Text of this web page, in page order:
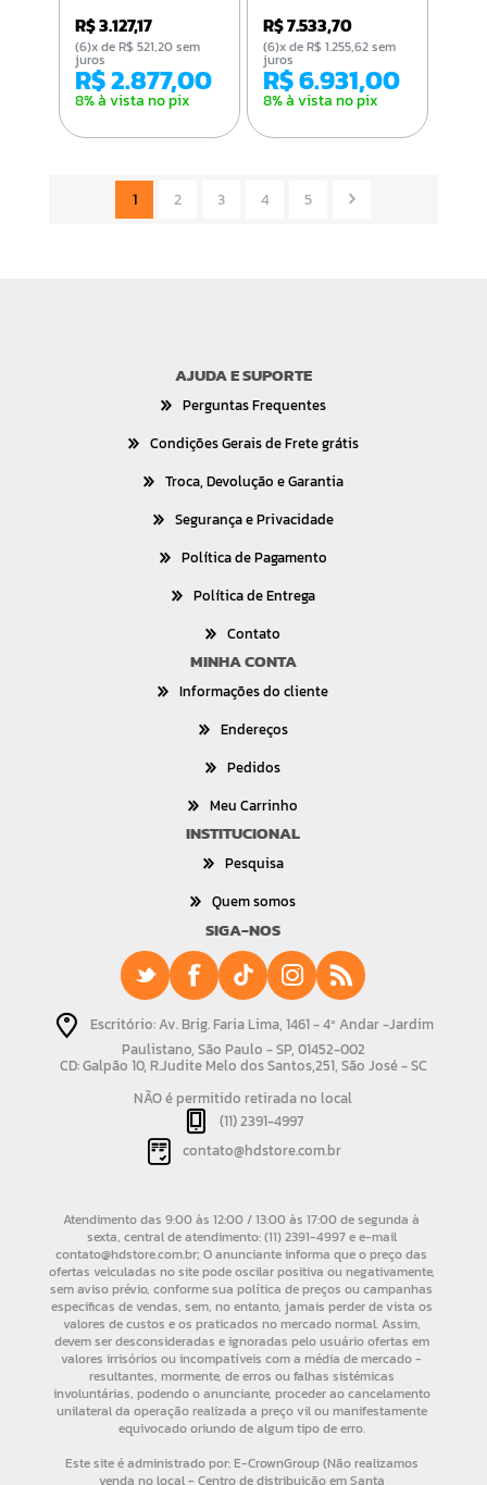
AS3302T V2-US
R$ 3.127,17
R$ 2.877,00
8% à vista no pix
(6)x de R$ 521,20 sem
juros
AS5404T-US
R$ 7.533,70
R$ 6.931,00
8% à vista no pix
(6)x de R$ 1.255,62 sem
juros
1 2 3 4 5
AJUDA E SUPORTE
Perguntas Frequentes
Condições Gerais de Frete grátis
Troca, Devolução e Garantia
Segurança e Privacidade
Política de Pagamento
Política de Entrega
Contato
MINHA CONTA
Informações do cliente
Endereços
Pedidos
Meu Carrinho
INSTITUCIONAL
Pesquisa
Quem somos
SIGA-NOS
Escritório: Av. Brig. Faria Lima, 1461 - 4º Andar -Jardim
Paulistano, São Paulo - SP, 01452-002
CD: Galpão 10, R.Judite Melo dos Santos,251, São José - SC
NÃO é permitido retirada no local
(11) 2391-4997
contato@hdstore.com.br